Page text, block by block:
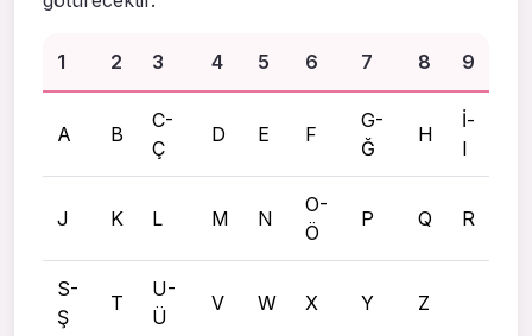
1 2 3 4 5 6 7 8 9
A B
C-
Ç
D E F
G-
Ğ
H
İ-
I
J K L M N
O-
Ö
P Q R
S-
Ş
T
U-
Ü
V W X Y Z